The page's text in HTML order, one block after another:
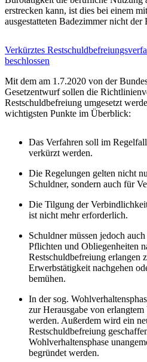
erstrecken kann, ist dies bei einem
ausgestatteten Badezimmer nicht der
Verkürztes
beschlossen
Mit dem am 1.7.2020 von der
Gesetzentwurf sollen die
Restschuldbefreiung umgesetzt
wichtigsten Punkte im Überblick:
Das Verfahren soll im
verkürzt werden.
Die Regelungen gelten nicht
Schuldner, sondern auch für
Die Tilgung der
ist nicht mehr erforderlich.
Schuldner müssen jedoch
Pflichten und Obliegenheiten
Restschuldbefreiung erlangen
Erwerbstätigkeit nachgehen
bemühen.
In der sog.
zur Herausgabe von
werden. Außerdem wird ein
Restschuldbefreiung
Wohlverhaltensphase
begründet werden.